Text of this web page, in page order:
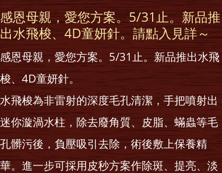
感恩母親，愛您方案。5/31止。新品推
出水飛梭、4D童妍針。請點入見詳～
感恩母親，愛您方案。5/31止。新品推出水飛
梭、4D童妍針。
水飛梭為非雷射的深度毛孔清潔，手把噴射出
迷你漩渦水柱，除去廢角質、皮脂、蟎蟲等毛
孔髒污後，負壓吸引去除，術後敷上保養精
華。進一步可採用皮秒方案作除斑、提亮、淡